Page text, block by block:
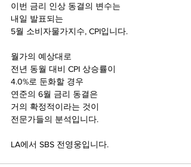
이번 금리 인상 동결의 변수는
내일 발표되는
5월 소비자물가지수, CPI입니다.
월가의 예상대로
전년 동월 대비 CPI 상승률이
4.0%로 둔화할 경우
연준의 6월 금리 동결은
거의 확정적이라는 것이
전문가들의 분석입니다.
LA에서 SBS 전영웅입니다.